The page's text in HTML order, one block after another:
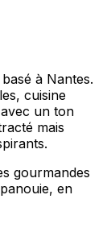
à Nantes.
cuisine
un ton
mais
gourmandes
en